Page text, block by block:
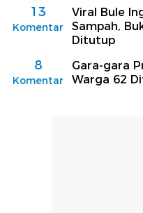
13
Komentar
Viral Bule
Sampah,
Ditutup
8
Komentar
Gara-gara
Warga 62